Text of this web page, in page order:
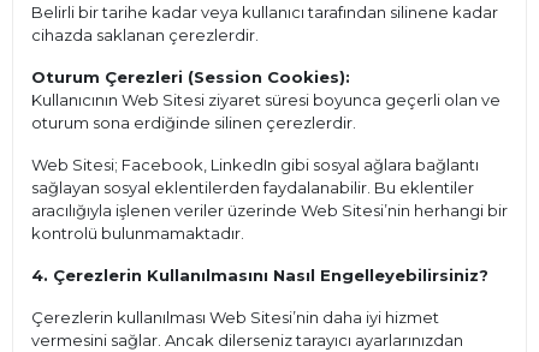
Belirli bir tarihe kadar veya kullanıcı tarafından silinene kadar
cihazda saklanan çerezlerdir.
Oturum Çerezleri (Session Cookies):
Kullanıcının Web Sitesi ziyaret süresi boyunca geçerli olan ve
oturum sona erdiğinde silinen çerezlerdir.
Web Sitesi; Facebook, LinkedIn gibi sosyal ağlara bağlantı
sağlayan sosyal eklentilerden faydalanabilir. Bu eklentiler
aracılığıyla işlenen veriler üzerinde Web Sitesi’nin herhangi bir
kontrolü bulunmamaktadır.
4. Çerezlerin Kullanılmasını Nasıl Engelleyebilirsiniz?
Çerezlerin kullanılması Web Sitesi’nin daha iyi hizmet
vermesini sağlar. Ancak dilerseniz tarayıcı ayarlarınızdan